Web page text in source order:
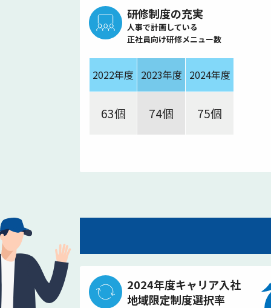
研修制度の充実
人事で計画している
正社員向け研修メニュー数
2022年度 2023年度 2024年度
63個 74個 75個
2024年度キャリア入社
地域限定制度選択率